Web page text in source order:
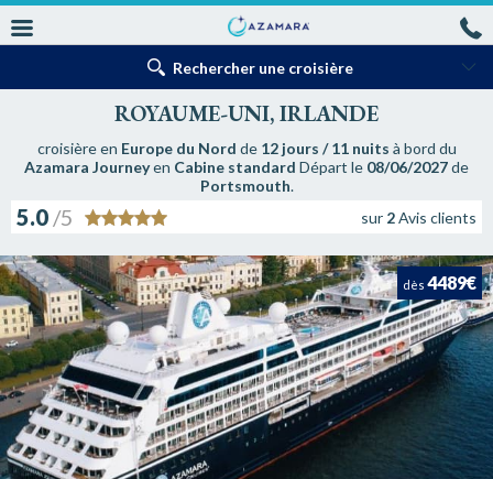
Rechercher une croisière
ROYAUME-UNI, IRLANDE
croisière en Europe du Nord de 12 jours / 11 nuits à bord du
Azamara Journeyen Cabine standard Départ le 08/06/2027de
Portsmouth.
5.0 /5 sur 2Avis clients
dès 4489€